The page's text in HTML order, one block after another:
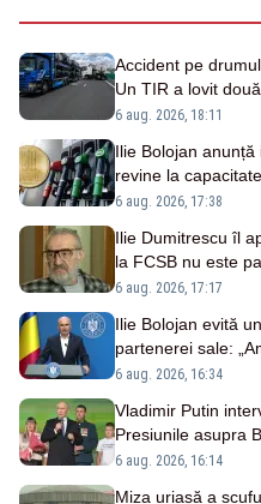
Accident pe
Un TIR a lovit
6 aug. 2026, 18:11
Ilie Bolojan
revine la
6 aug. 2026, 17:38
Ilie Dumitrescu îl
la FCSB nu este
6 aug. 2026, 17:17
Ilie Bolojan evită
partenerei sale:
6 aug. 2026, 16:34
Vladimir Putin
Presiunile asupra
6 aug. 2026, 16:14
Miza uriașă a